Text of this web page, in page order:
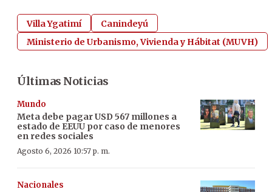
Villa Ygatimí
Canindeyú
Ministerio de Urbanismo, Vivienda y Hábitat (MUVH)
Últimas Noticias
Mundo
Meta debe pagar USD 567 millones a
estado de EEUU por caso de menores
en redes sociales
Agosto 6, 2026 10:57 p. m.
Nacionales